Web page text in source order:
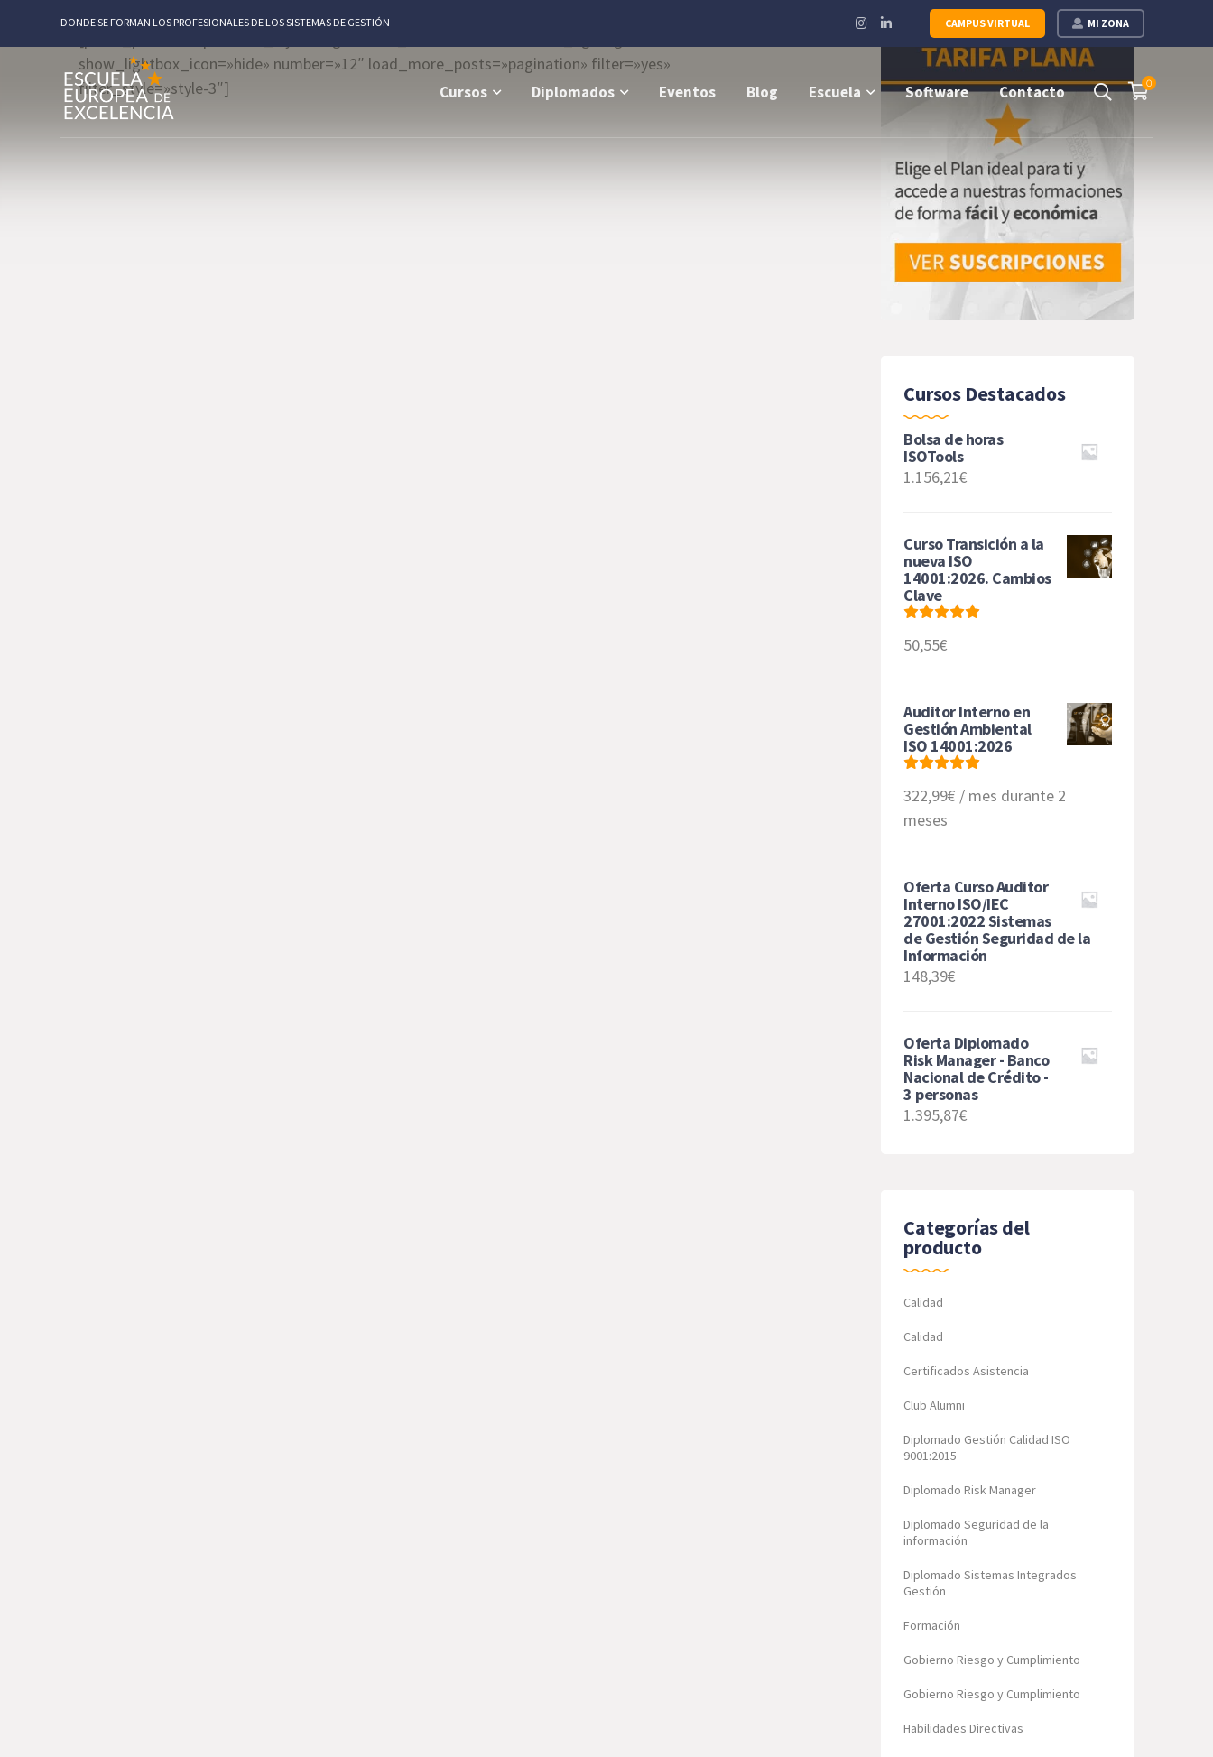
MI ZONA
CAMPUS VIRTUAL
DONDE SE FORMAN LOS PROFESIONALES DE LOS SISTEMAS DE GESTIÓN
Instagram
Profile
LinkedIn
Profile
0
Cursos Diplomados Eventos Blog Escuela Software Contacto
show_lightbox_icon=»hide» number=»12″ load_more_posts=»pagination» filter=»yes»
filter_style=»style-3″]
Cursos Destacados
Bolsa de horas
ISOTools
1.156,21€
Curso Transición a la
nueva ISO
14001:2026. Cambios
Clave
con5de 5
50,55€
Auditor Interno en
Gestión Ambiental
ISO 14001:2026
con5.00
de 5
322,99€ / mes durante 2
meses
Oferta Curso Auditor
Interno ISO/IEC
27001:2022 Sistemas
de Gestión Seguridad de la
Información
148,39€
Oferta Diplomado
Risk Manager - Banco
Nacional de Crédito -
3 personas
1.395,87€
Categorías del
producto
Calidad
Calidad
Certificados Asistencia
Club Alumni
Diplomado Gestión Calidad ISO
9001:2015
Diplomado Risk Manager
Diplomado Seguridad de la
información
Diplomado Sistemas Integrados
Gestión
Formación
Gobierno Riesgo y Cumplimiento
Gobierno Riesgo y Cumplimiento
Habilidades Directivas